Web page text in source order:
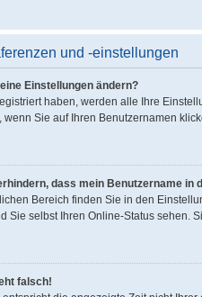
und -einstellungen
Einstellungen ändern?
haben, werden alle Ihre
wenn Sie auf Ihren Benutzernamen
dass mein Benutzername in
Bereich finden Sie in den
Sie selbst Ihren Online-Status sehen.
falsch!